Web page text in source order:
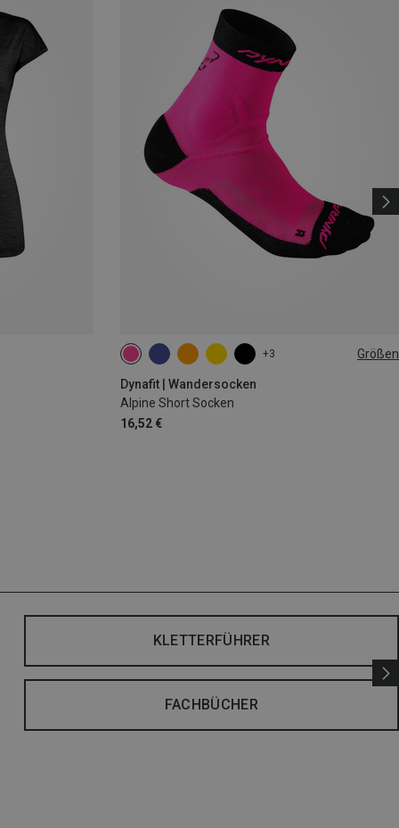
+3 Größen
Dynafit | Wandersocken
Alpine Short Socken
16,52 €
35|36|37|38 39|40|41|42
KLETTERFÜHRER
FACHBÜCHER